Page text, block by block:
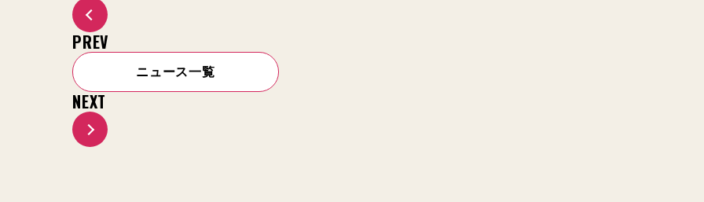
PREV
ニュース一覧
NEXT